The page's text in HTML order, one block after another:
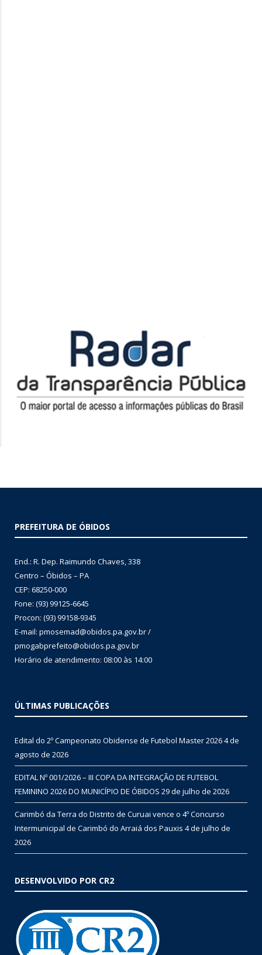
PREFEITURA DE ÓBIDOS
End.: R. Dep. Raimundo Chaves, 338
Centro – Óbidos – PA
CEP: 68250-000
Fone: (93) 99125-6645
Procon: (93) 99158-9345
E-mail: pmosemad@obidos.pa.gov.br /
pmogabprefeito@obidos.pa.gov.br
Horário de atendimento: 08:00 às 14:00
ÚLTIMAS PUBLICAÇÕES
Edital do 2º Campeonato Obidense de Futebol Master 20264 de
agosto de 2026
EDITAL Nº 001/2026 – III COPA DA INTEGRAÇÃO DE FUTEBOL
FEMININO 2026 DO MUNICÍPIO DE ÓBIDOS 29 de julho de 2026
Carimbó da Terra do Distrito de Curuai vence o 4º Concurso
Intermunicipal de Carimbó do Arraiá dos Pauxis 4 de julho de
2026
DESENVOLVIDO POR CR2